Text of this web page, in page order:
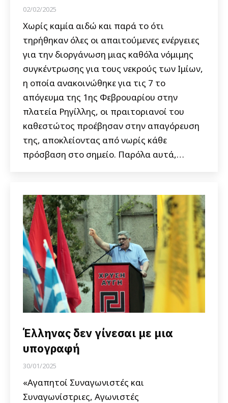
02/02/2025
Χωρίς καμία αιδώ και παρά το ότι
τηρήθηκαν όλες οι απαιτούμενες ενέργειες
για την διοργάνωση μιας καθόλα νόμιμης
συγκέντρωσης για τους νεκρούς των Ιμίων,
η οποία ανακοινώθηκε για τις 7 το
απόγευμα της 1ης Φεβρουαρίου στην
πλατεία Ρηγίλλης, οι πραιτοριανοί του
καθεστώτος προέβησαν στην απαγόρευση
της, αποκλείοντας από νωρίς κάθε
πρόσβαση στο σημείο. Παρόλα αυτά,…
Έλληνας δεν γίνεσαι με μια
υπογραφή
30/01/2025
«Αγαπητοί Συναγωνιστές και
Συναγωνίστριες, Αγωνιστές